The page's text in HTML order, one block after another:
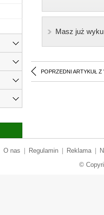
Masz już
POPRZEDNI ARTYKUŁ Z
O nas Regulamin Reklama
©